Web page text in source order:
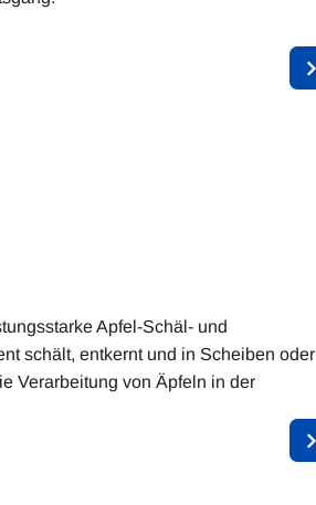
Apfel-Schäl- und
schält, entkernt und in Scheiben oder
Verarbeitung von Äpfeln in der